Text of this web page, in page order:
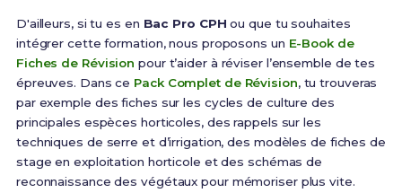
D'ailleurs, si tu es en Bac Pro CPH ou que tu souhaites
intégrer cette formation, nous proposons un E-Book de
Fiches de Révision pour t’aider à réviser l’ensemble de tes
épreuves. Dans ce Pack Complet de Révision, tu trouveras
par exemple des fiches sur les cycles de culture des
principales espèces horticoles, des rappels sur les
techniques de serre et d’irrigation, des modèles de fiches de
stage en exploitation horticole et des schémas de
reconnaissance des végétaux pour mémoriser plus vite.